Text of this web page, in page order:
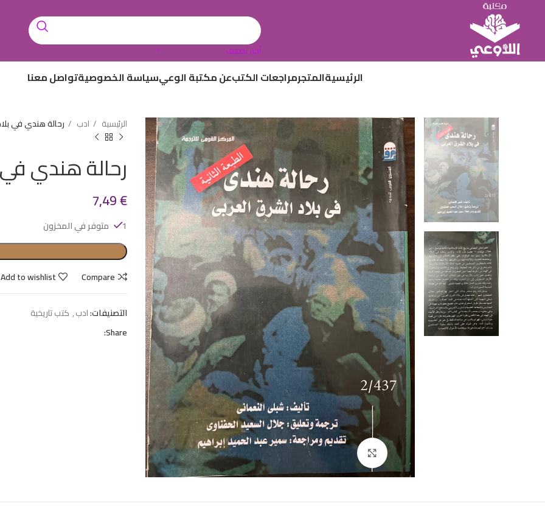
أختر تصنيف
الرئيسيةالمتجرمراجعات الكتبعن مكتبة الوعيسياسة الخصوصيةتواصل معنا
Click to enlarge
الرئيسية ادب رحالة هندي في
رحالة هندي
7,49€
1 متوفر في المخزون
Compare
Add to wishlist
التصنيفات:ادب, كتب تاريخية
Share: